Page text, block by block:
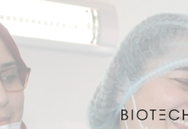
Connexion avec BDA